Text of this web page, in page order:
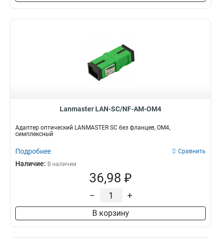
Lanmaster LAN-SC/NF-AM-OM4
Адаптер оптический LANMASTER SC без фланцев, OM4,
симплексный
Подробнее Сравнить
Наличие: В наличии
36,98 ₽
– +
В корзину